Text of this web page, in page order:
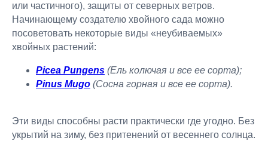
или частичного), защиты от северных ветров.
Начинающему создателю хвойного сада можно
посоветовать некоторые виды «неубиваемых»
хвойных растений:
Picea Pungens (Ель колючая и все ее сорта);
Pinus Mugo (Сосна горная и все ее сорта).
Эти виды способны расти практически где угодно. Без
укрытий на зиму, без притенений от весеннего солнца.